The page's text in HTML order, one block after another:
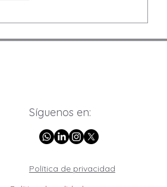
Síguenos en:
Política de privacidad